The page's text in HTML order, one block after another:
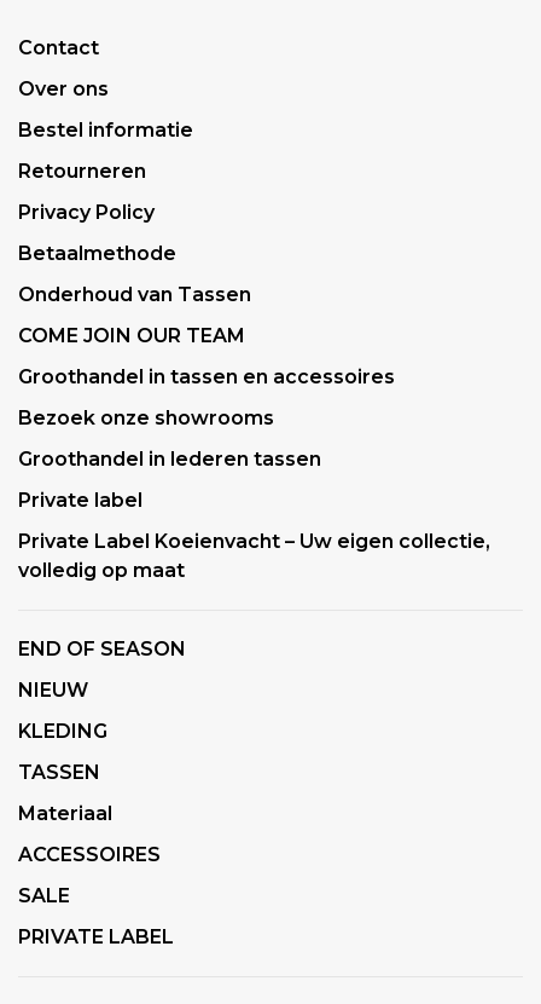
Contact
Over ons
Bestel informatie
Retourneren
Privacy Policy
Betaalmethode
Onderhoud van Tassen
COME JOIN OUR TEAM
Groothandel in tassen en accessoires
Bezoek onze showrooms
Groothandel in lederen tassen
Private label
Private Label Koeienvacht – Uw eigen collectie,
volledig op maat
END OF SEASON
NIEUW
KLEDING
TASSEN
Materiaal
ACCESSOIRES
SALE
PRIVATE LABEL